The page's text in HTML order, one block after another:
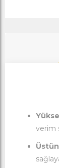
verim